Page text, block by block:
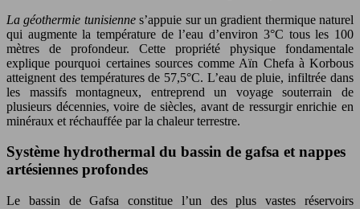
La géothermie tunisiennes’appuie sur un gradient thermique naturel
qui augmente la température de l’eau d’environ 3°C tous les 100
mètres de profondeur. Cette propriété physique fondamentale
explique pourquoi certaines sources comme Aïn Chefa à Korbous
atteignent des températures de 57,5°C. L’eau de pluie, infiltrée dans
les massifs montagneux, entreprend un voyage souterrain de
plusieurs décennies, voire de siècles, avant de ressurgir enrichie en
minéraux et réchauffée par la chaleur terrestre.
Système hydrothermal du bassin de gafsa et nappes
artésiennes profondes
Le bassin de Gafsa constitue l’un des plus vastes réservoirs